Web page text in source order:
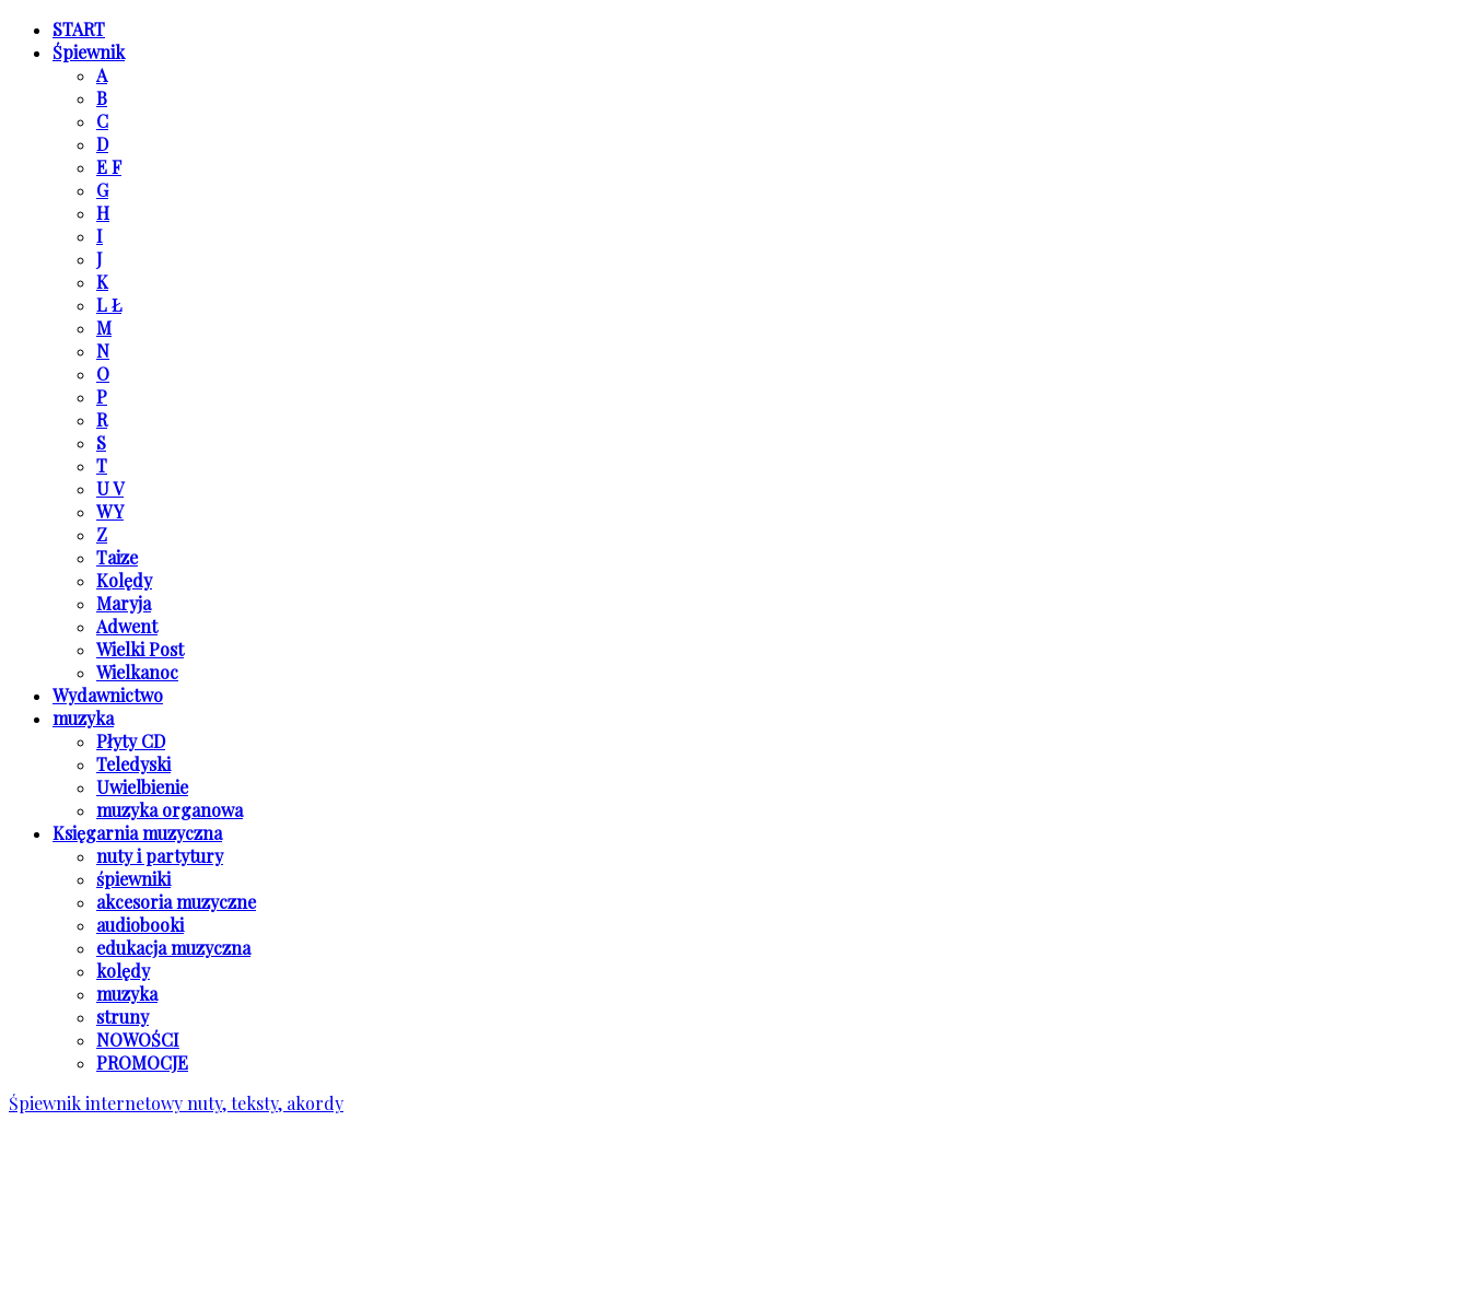
START
Śpiewnik
A
B
C
D
E F
G
H
I
J
K
L Ł
M
N
O
P
R
S
T
U V
W Y
Z
Taize
Kolędy
Maryja
Adwent
Wielki Post
Wielkanoc
Wydawnictwo
muzyka
Płyty CD
Teledyski
Uwielbienie
muzyka organowa
Księgarnia muzyczna
nuty i partytury
śpiewniki
akcesoria muzyczne
audiobooki
edukacja muzyczna
kolędy
muzyka
struny
NOWOŚCI
PROMOCJE
Śpiewnik internetowynuty, teksty, akordy